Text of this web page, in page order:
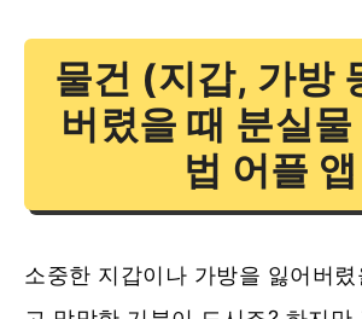
물건 (지갑, 가방
버렸을 때 분실
법 어플 앱
소중한 지갑이나 가방을 잃어버